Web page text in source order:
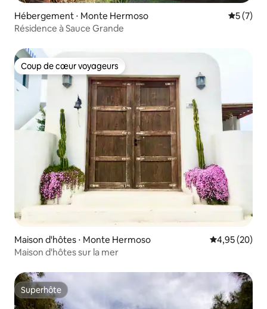
Hébergement ⋅ Monte Hermoso
5 (7)
Résidence à Sauce Grande
Coup de cœur voyageurs
Coup de cœur voyageurs
Maison d'hôtes ⋅ Monte Hermoso Évaluation
4,95 (20)
Maison d'hôtes sur la mer
Superhôte
Superhôte